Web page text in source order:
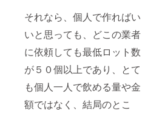
それなら、個人で作ればい
いと思っても、どこの業者
に依頼しても最低ロット数
が５０個以上であり、とて
も個人一人で飲める量や金
額ではなく、結局のとこ